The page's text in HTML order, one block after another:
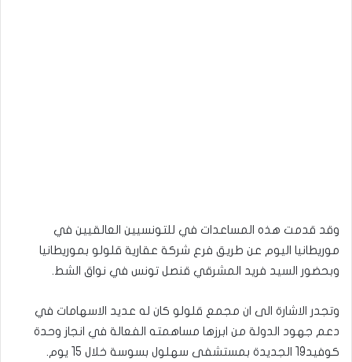
وقد قدمت هذه المساعدات في للتونسيين العالقيين في
موريطانيا اليوم عن طريق فرع شركة عقارية قلولو بموريطانيا
وبحضور السيد فريد المشرقي قنصل تونس في نواق الشط.
وتجدر الاشارة الى ان مجمع قلولو كان له عديد الاسهامات في
دعم جهود الدولة من ابرزها مساهمته الفعالة في انجاز وحدة
كوفيد19 الجديدة بمستشفى سهلول بسوسة خلال 15 يوم.